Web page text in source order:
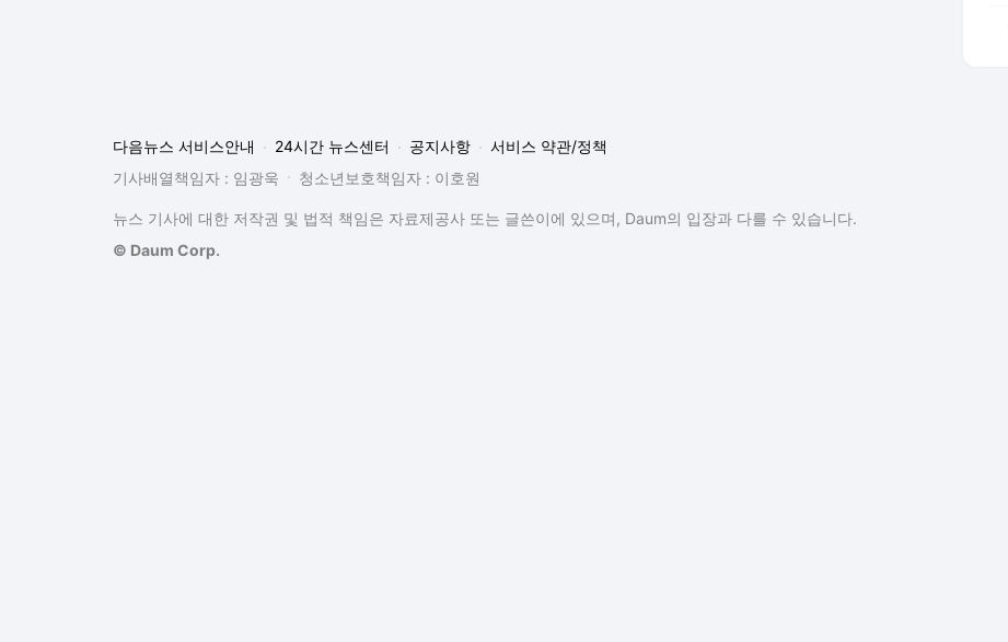
다음뉴스 서비스안내 24시간 뉴스센터 공지사항
서비스 약관/정책
기사배열책임자 : 임광욱
청소년보호책임자 : 이호원
뉴스 기사에 대한 저작권 및 법적 책임은 자료제공사 또는 글쓴이에 있으며, Daum의 입장과 다를 수 있습니다.
© Daum Corp.